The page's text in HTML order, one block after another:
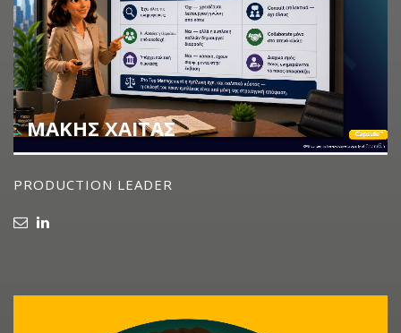
ΜΑΚΗΣ ΧΑΙΤΑΣ
PRODUCTION LEADER